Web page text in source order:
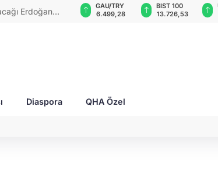
ev6.499,28
BIST 100
13.726,53
USD
47,5902
Diaspora QHA Özel